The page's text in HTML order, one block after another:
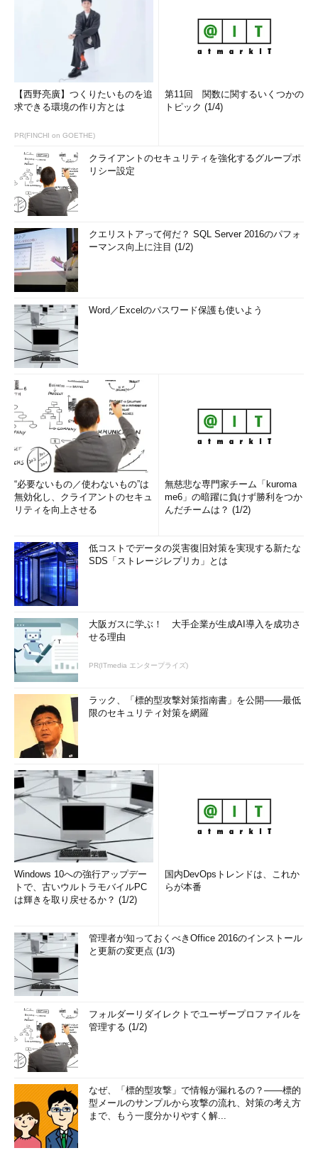
【西野亮廣】つくりたいものを追
求できる環境の作り方とは
PR(FINCHI on GOETHE)
第11回 関数に関するいくつかの
トピック (1/4)
クライアントのセキュリティを強化するグループポ
リシー設定
クエリストアって何だ？ SQL Server 2016のパフォ
ーマンス向上に注目 (1/2)
Word／Excelのパスワード保護も使いよう
“必要ないもの／使わないもの”は
無効化し、クライアントのセキュ
リティを向上させる
無慈悲な専門家チーム「kuroma
me6」の暗躍に負けず勝利をつか
んだチームは？ (1/2)
低コストでデータの災害復旧対策を実現する新たな
SDS「ストレージレプリカ」とは
大阪ガスに学ぶ！ 大手企業が生成AI導入を成功さ
せる理由
PR(ITmedia エンタープライズ)
ラック、「標的型攻撃対策指南書」を公開――最低
限のセキュリティ対策を網羅
Windows 10への強行アップデー
トで、古いウルトラモバイルPC
は輝きを取り戻せるか？ (1/2)
国内DevOpsトレンドは、これか
らが本番
管理者が知っておくべきOffice 2016のインストール
と更新の変更点 (1/3)
フォルダーリダイレクトでユーザープロファイルを
管理する (1/2)
なぜ、「標的型攻撃」で情報が漏れるの？――標的
型メールのサンプルから攻撃の流れ、対策の考え方
まで、もう一度分かりやすく解...